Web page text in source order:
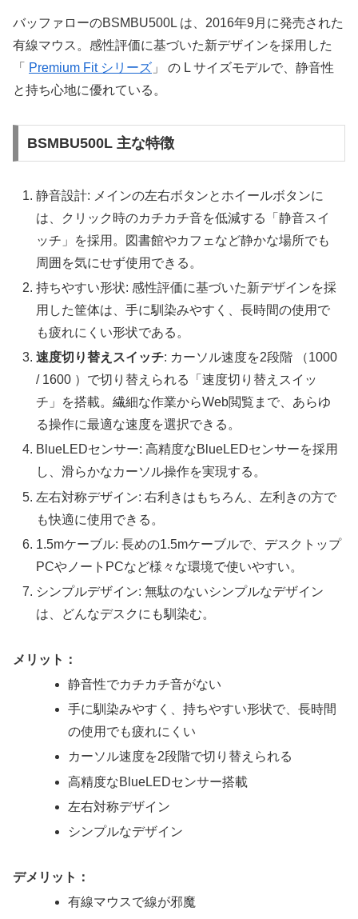
バッファローのBSMBU500L は、2016年9月に発売された
有線マウス。感性評価に基づいた新デザインを採用した
「
Premium Fit シリーズ 」 の L サイズモデルで、静音性
と持ち心地に優れている。
BSMBU500L 主な特徴
静音設計: メインの左右ボタンとホイールボタンに
は、クリック時のカチカチ音を低減する「静音スイ
ッチ」を採用。図書館やカフェなど静かな場所でも
周囲を気にせず使用できる。
持ちやすい形状: 感性評価に基づいた新デザインを採
用した筐体は、手に馴染みやすく、長時間の使用で
も疲れにくい形状である。
速度切り替えスイッチ: カーソル速度を2段階 （1000
/ 1600 ）で切り替えられる「速度切り替えスイッ
チ」を搭載。繊細な作業からWeb閲覧まで、あらゆ
る操作に最適な速度を選択できる。
BlueLEDセンサー: 高精度なBlueLEDセンサーを採用
し、滑らかなカーソル操作を実現する。
左右対称デザイン: 右利きはもちろん、左利きの方で
も快適に使用できる。
1.5mケーブル: 長めの1.5mケーブルで、デスクトップ
PCやノートPCなど様々な環境で使いやすい。
シンプルデザイン: 無駄のないシンプルなデザイン
は、どんなデスクにも馴染む。
メリット：
静音性でカチカチ音がない
手に馴染みやすく、持ちやすい形状で、長時間
の使用でも疲れにくい
カーソル速度を2段階で切り替えられる
高精度なBlueLEDセンサー搭載
左右対称デザイン
シンプルなデザイン
デメリット：
有線マウスで線が邪魔